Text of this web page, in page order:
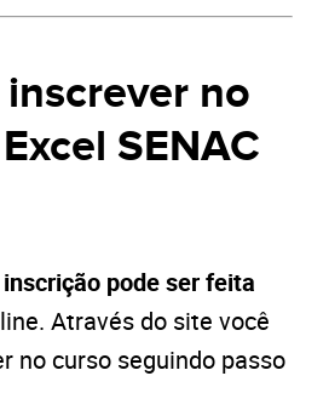
no
SENAC
inscrição pode ser feita
Através do site você
no curso seguindo passo